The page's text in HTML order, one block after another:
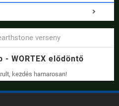
verseny
- WORTEX elődöntő
kezdés hamarosan!